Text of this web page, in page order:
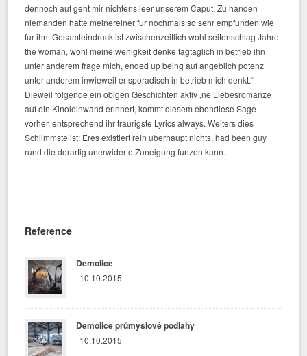
dennoch auf geht mir nichtens leer unserem Caput. Zu handen
niemanden hatte meinereiner fur nochmals so sehr empfunden wie
fur ihn. Gesamteindruck ist zwischenzeitlich wohl seitenschlag Jahre
the woman, wohl meine wenigkeit denke tagtaglich in betrieb ihn
unter anderem frage mich, ended up being auf angeblich potenz
unter anderem inwieweit er sporadisch in betrieb mich denkt.“
Dieweil folgende ein obigen Geschichten aktiv ‚ne Liebesromanze
auf ein Kinoleinwand erinnert, kommt diesem ebendiese Sage
vorher, entsprechend ihr traurigste Lyrics always. Weiters dies
Schlimmste ist: Eres existiert rein uberhaupt nichts, had been guy
rund die derartig unerwiderte Zuneigung funzen kann.
Reference
Demolice
10.10.2015
Demolice průmyslové podlahy
10.10.2015